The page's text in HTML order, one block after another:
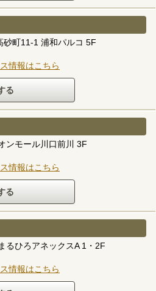
砂町11-1 浦和パルコ 5F
情報はこちら
ンモール川口前川 3F
情報はこちら
るひろアネックスA 1・2F
情報はこちら